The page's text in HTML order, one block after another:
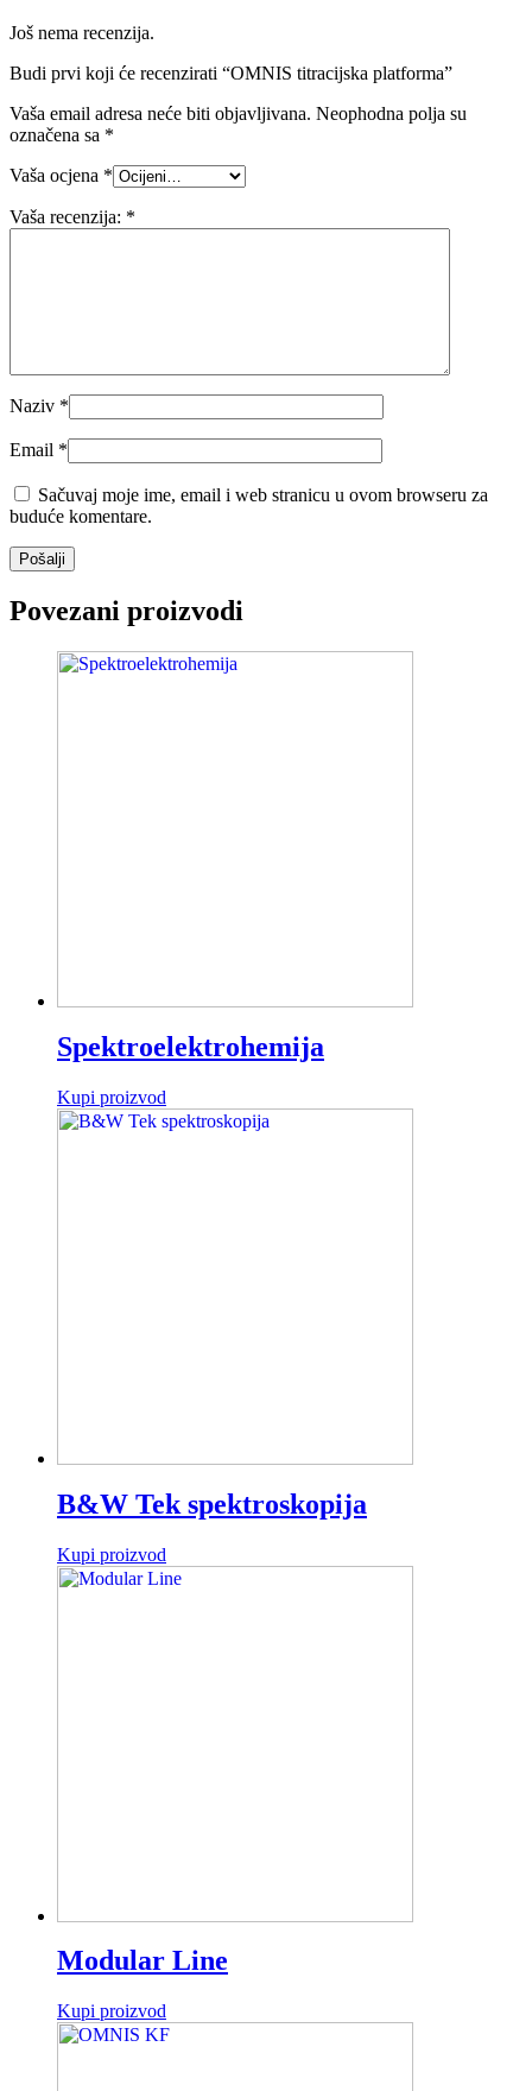
Još nema recenzija.
Budi prvi koji će recenzirati “OMNIS titracijska platforma”
Vaša email adresa neće biti objavljivana. Neophodna polja su
označena sa *
Vaša ocjena *
Vaša recenzija: *
Naziv *
Email *
Sačuvaj moje ime, email i web stranicu u ovom browseru za
buduće komentare.
Povezani proizvodi
Spektroelektrohemija
Kupi proizvod
B&W Tek spektroskopija
Kupi proizvod
Modular Line
Kupi proizvod